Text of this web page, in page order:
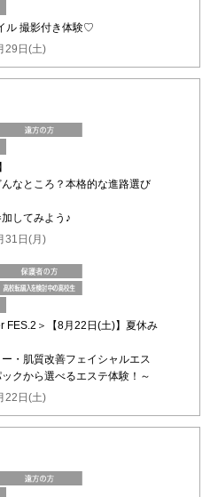
ル 撮影付き体験♡
29日(土)
なところ？本格的な進路選び
してみよう♪
31日(月)
FES.2＞【8月22日(土)】夏休み
・肌質改善フェイシャルエス
クから選べるエステ体験！～
22日(土)